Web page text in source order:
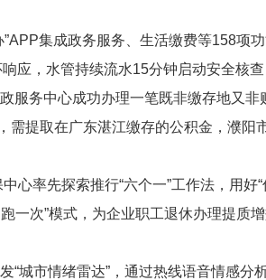
APP集成政务服务、生活缴费等158项
应，水管持续流水15分钟启动安全核
服务中心成功办理一笔既非缴存地又
提取在广东湛江缴存的公积金，濮
心率先探索推行“六个一”工作法，用好
一次”模式，为企业职工退休办理提质
“城市情绪雷达”，通过热线语音情感